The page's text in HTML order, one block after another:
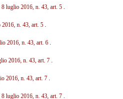
8 luglio 2016, n. 43, art. 5.
n. 43, art. 5.
2016, n. 43, art. 6.
2016, n. 43, art. 7.
2016, n. 43, art. 7.
8 luglio 2016, n. 43, art. 7.